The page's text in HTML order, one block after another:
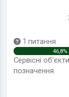
1 питання
46,8%
Сервісні
позначення